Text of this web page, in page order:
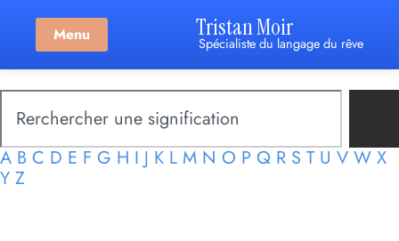
Menu Tristan Moir
Spécialiste du langage du rêve
A B C D E F G H I J K L M N O P Q R S T U V W X
Y Z